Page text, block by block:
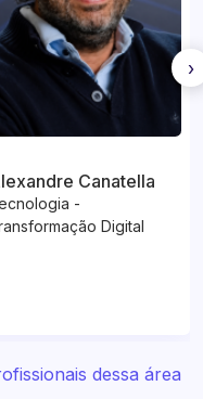
Canatella
-
Digital
›
dessa área